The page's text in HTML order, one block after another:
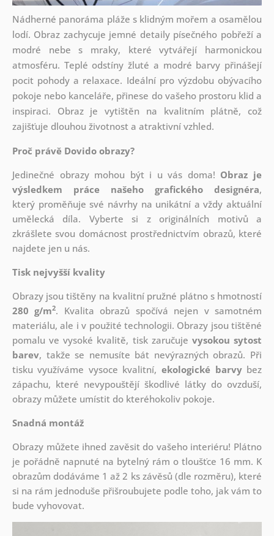
Nádherné panoráma pláže s klidným mořem a osamělou
lodí. Obraz zachycuje jemné detaily písečného pobřeží a
modré nebe s mraky, které vytvářejí harmonickou
atmosféru. Teplé odstíny žluté a modré barvy přinášejí
pocit pohody a relaxace. Ideální pro výzdobu obývacího
pokoje nebo kanceláře, přinese do vašeho prostoru klid a
inspiraci. Obraz je vytištěn na kvalitním plátně, což
zajišťuje dlouhou životnost a atraktivní vzhled.
Proč právě Dovido obrazy?
Jedinečné obrazy mohou být i u vás doma! Obraz je
výsledkem práce našeho grafického designéra,
který proměňuje své návrhy na unikátní a vždy aktuální
umělecká díla. Vyberte si z originálních motivů a
zkrášlete svou domácnost prostřednictvím obrazů, které
najdete jen u nás.
Tisk nejvyšší kvality
Obrazy jsou tištěny na kvalitní pružné plátno s hmotností
280 g/m2. Kvalita obrazů spočívá nejen v samotném
materiálu, ale i v použité technologii. Obrazy jsou tištěné
pomalu ve vysoké kvalitě, tisk zaručuje vysokou sytost
barev, takže se nemusíte bát nevýrazných obrazů. Při
tisku využíváme vysoce kvalitní,ekologické barvybez
zápachu, které nevypouštějí škodlivé látky do ovzduší,
obrazy můžete umístit do kteréhokoliv pokoje.
Snadná montáž
Obrazy můžete ihned zavěsit do vašeho interiéru! Plátno
je pořádně napnuté na bytelný rám o tloušťce 16 mm. K
obrazům dodáváme 1 až 2 ks závěsů (dle rozměru), které
si na rám jednoduše přišroubujete podle toho, jak vám to
bude vyhovovat.